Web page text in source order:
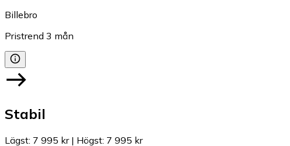
Billebro
Pristrend 3 mån
Stabil
Lägst: 7 995 kr| Högst: 7 995 kr